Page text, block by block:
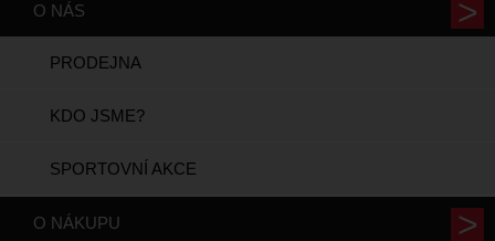
O NÁS
PRODEJNA
KDO JSME?
SPORTOVNÍ AKCE
O NÁKUPU